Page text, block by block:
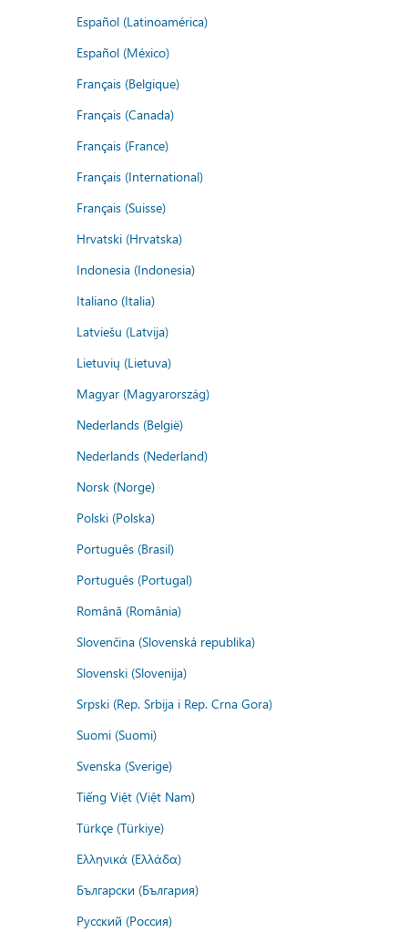
Español (Latinoamérica)
Español (México)
Français (Belgique)
Français (Canada)
Français (France)
Français (International)
Français (Suisse)
Hrvatski (Hrvatska)
Indonesia (Indonesia)
Italiano (Italia)
Latviešu (Latvija)
Lietuvių (Lietuva)
Magyar (Magyarország)
Nederlands (België)
Nederlands (Nederland)
Norsk (Norge)
Polski (Polska)
Português (Brasil)
Português (Portugal)
Română (România)
Slovenčina (Slovenská republika)
Slovenski (Slovenija)
Srpski (Rep. Srbija i Rep. Crna Gora)
Suomi (Suomi)
Svenska (Sverige)
Tiếng Việt (Việt Nam)
Türkçe (Türkiye)
Ελληνικά (Ελλάδα)
Български (България)
Русский (Россия)